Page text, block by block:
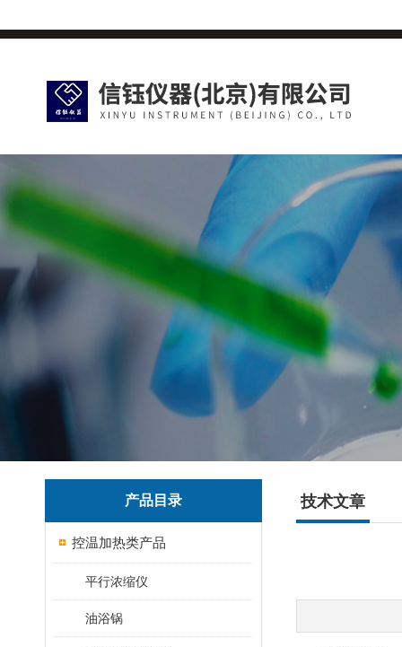
产品目录
控温加热类产品
平行浓缩仪
油浴锅
技术文章